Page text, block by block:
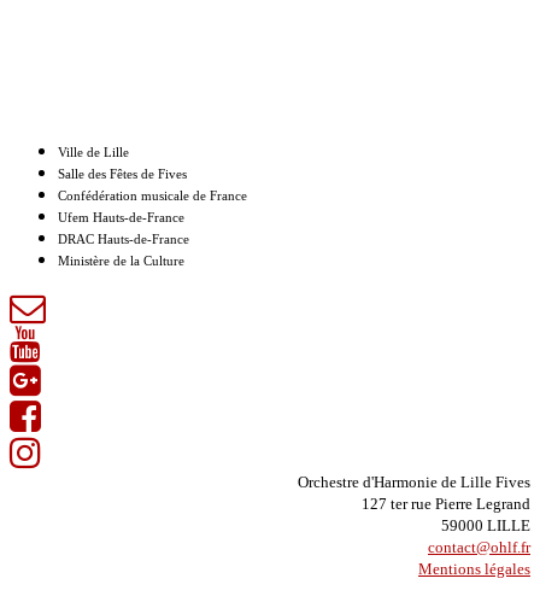
Ville de Lille
Salle des Fêtes de Fives
Confédération musicale de France
Ufem Hauts-de-France
DRAC Hauts-de-France
Ministère de la Culture
Orchestre d'Harmonie de Lille Fives
127 ter rue Pierre Legrand
59000 LILLE
contact@ohlf.fr
Mentions légales